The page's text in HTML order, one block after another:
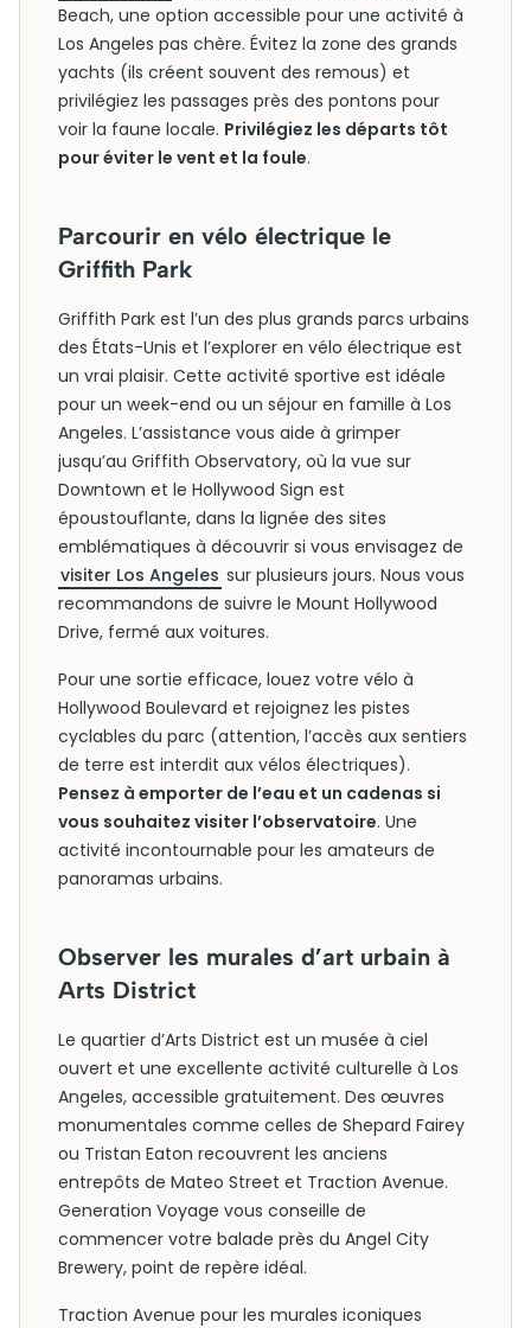
Beach, une option accessible pour une activité à
Los Angeles pas chère. Évitez la zone des grands
yachts (ils créent souvent des remous) et
privilégiez les passages près des pontons pour
voir la faune locale. Privilégiez les départs tôt
pour éviter le vent et la foule.
Parcourir en vélo électrique le
Griffith Park
Griffith Park est l’un des plus grands parcs urbains
des États-Unis et l’explorer en vélo électrique est
un vrai plaisir. Cette activité sportive est idéale
pour un week-end ou un séjour en famille à Los
Angeles. L’assistance vous aide à grimper
jusqu’au Griffith Observatory, où la vue sur
Downtown et le Hollywood Sign est
époustouflante, dans la lignée des sites
emblématiques à découvrir si vous envisagez de
visiter Los Angeles sur plusieurs jours. Nous vous
recommandons de suivre le Mount Hollywood
Drive, fermé aux voitures.
Pour une sortie efficace, louez votre vélo à
Hollywood Boulevard et rejoignez les pistes
cyclables du parc (attention, l’accès aux sentiers
de terre est interdit aux vélos électriques).
Pensez à emporter de l’eau et un cadenas si
vous souhaitez visiter l’observatoire. Une
activité incontournable pour les amateurs de
panoramas urbains.
Observer les murales d’art urbain à
Arts District
Le quartier d’Arts District est un musée à ciel
ouvert et une excellente activité culturelle à Los
Angeles, accessible gratuitement. Des œuvres
monumentales comme celles de Shepard Fairey
ou Tristan Eaton recouvrent les anciens
entrepôts de Mateo Street et Traction Avenue.
Generation Voyage vous conseille de
commencer votre balade près du Angel City
Brewery, point de repère idéal.
Traction Avenue pour les murales iconiques